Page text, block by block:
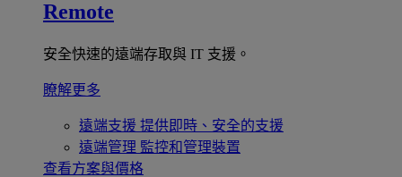
Remote
安全快速的遠端存取與 IT 支援。
瞭解更多
遠端支援 提供即時、安全的支援
遠端管理 監控和管理裝置
查看方案與價格